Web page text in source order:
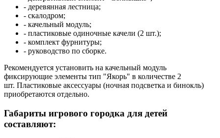
- деревянная лестница;
- скалодром;
- качельный модуль;
- пластиковые одиночные качели (2 шт.);
- комплект фурнитуры;
- руководство по сборке.
Рекомендуется установить на качельный модуль
фиксирующие элементы тип "Якорь" в количестве 2
шт. Пластиковые аксессуары (ночная подсветка и бинокль)
приобретаются отдельно.
Габариты игрового городка для детей
составляют: